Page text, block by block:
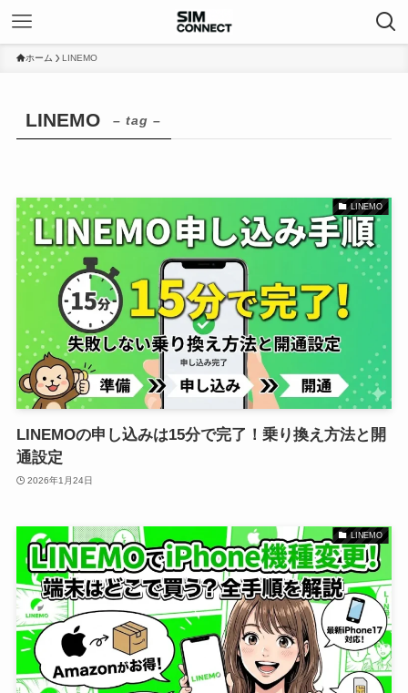
ホーム LINEMO
LINEMO – tag –
LINEMO
LINEMOの申し込みは15分で完了！乗り換え方法と開
通設定
2026年1月24日
LINEMO